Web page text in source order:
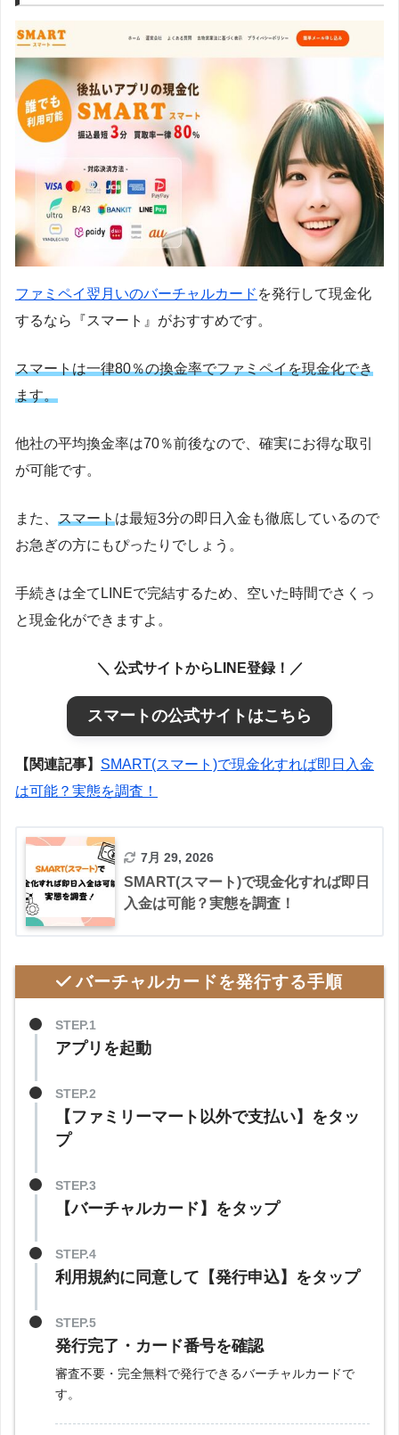
ファミペイ翌月いのバーチャルカード を発行して現金化
するなら『スマート』がおすすめです。
スマートは一律80％の換金率でファミペイを現金化でき
ます。
他社の平均換金率は70％前後なので、確実にお得な取引
が可能です。
また、 スマートは最短3分の即日入金も徹底しているので
お急ぎの方にもぴったりでしょう。
手続きは全てLINEで完結するため、空いた時間でさくっ
と現金化ができますよ。
＼ 公式サイトからLINE登録！／
スマートの公式サイトはこちら
【関連記事】 SMART(スマート)で現金化すれば即日入金
は可能？実態を調査！
7月 29, 2026
SMART(スマート)で現金化すれば即日
入金は可能？実態を調査！
バーチャルカードを発行する手順
STEP.1
アプリを起動
STEP.2
【ファミリーマート以外で支払い】をタッ
プ
STEP.3
【バーチャルカード】をタップ
STEP.4
利用規約に同意して【発行申込】をタップ
STEP.5
発行完了・カード番号を確認
審査不要・完全無料で発行できるバーチャルカードで
す。